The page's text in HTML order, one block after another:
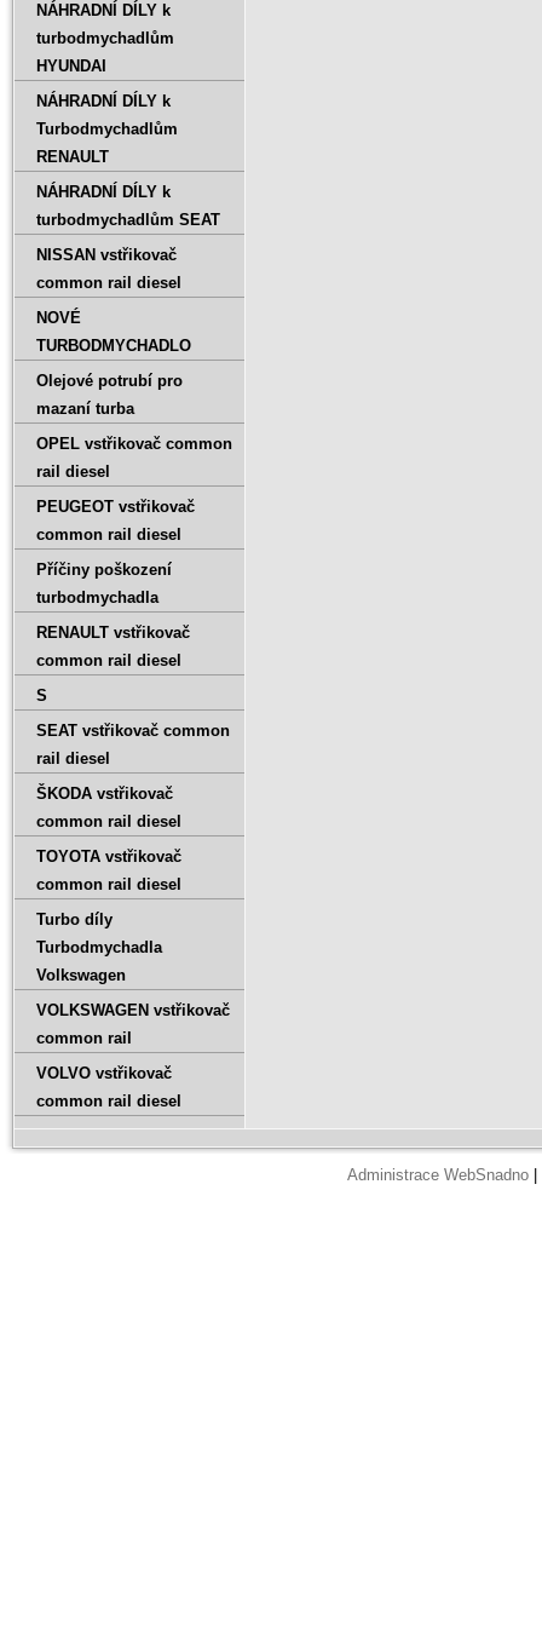
NÁHRADNÍ DÍLY k
turbodmychadlům
HYUNDAI
NÁHRADNÍ DÍLY k
Turbodmychadlům
RENAULT
NÁHRADNÍ DÍLY k
turbodmychadlům SEAT
NISSAN vstřikovač
common rail diesel
NOVÉ
TURBODMYCHADLO
Olejové potrubí pro
mazaní turba
OPEL vstřikovač common
rail diesel
PEUGEOT vstřikovač
common rail diesel
Příčiny poškození
turbodmychadla
RENAULT vstřikovač
common rail diesel
S
SEAT vstřikovač common
rail diesel
ŠKODA vstřikovač
common rail diesel
TOYOTA vstřikovač
common rail diesel
Turbo díly
Turbodmychadla
Volkswagen
VOLKSWAGEN vstřikovač
common rail
VOLVO vstřikovač
common rail diesel
Administrace WebSnadno|